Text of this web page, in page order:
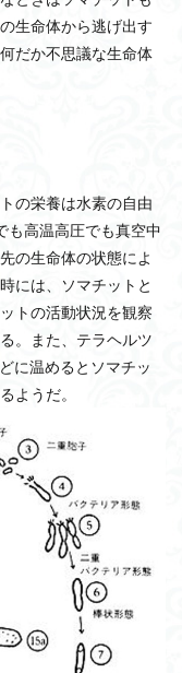
生命体から逃げ出す
だか不思議な生命体
の栄養は水素の自由
も高温高圧でも真空中
の生命体の状態によ
には、ソマチットと
トの活動状況を観察
。また、テラヘルツ
に温めるとソマチッ
ようだ。